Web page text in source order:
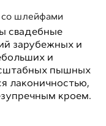
со шлейфами
свадебные
зарубежных и
и
пышных
лаконичностью,
кроем.